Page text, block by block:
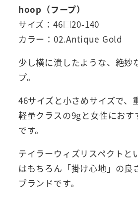
hoop（フープ）
サイズ：46□20-140
カラー：02.Antique Gold
少し横に潰したような、絶妙
プ。
46サイズと小さめサイズで、
軽量クラスの9gと女性におす
です。
テイラーウィズリスペクトと
はもちろん「掛け心地」の良
ブランドです。